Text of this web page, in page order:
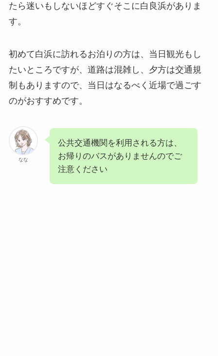
たら迷いもしないほどすぐそこに白良浜がありま
す。
初めて白浜に訪れるお泊りの方は、当日観光もし
たいところですが、道路は混雑し、夕方は交通規
制もありますので、当日はなるべく近場で過ごす
のがおすすめです。
なな
公共交通機関を利用される方は、
お帰りのバスがありませんのでご
注意ください